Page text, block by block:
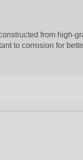
from high-
to corrosion for